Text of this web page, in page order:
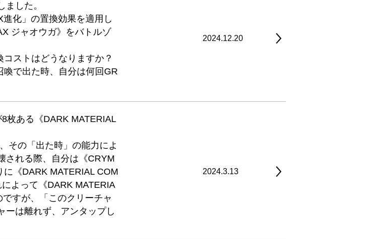
した。
化」の置換効果を適用し
ジャオウガ》をバトルゾ
ストはどうなりますか？
で出た時、自分は何回GR
2024.12.20
枚ある《DARK MATERIAL
その「出た時」の能力によ
される際、自分は《CRYM
《DARK MATERIAL COM
よって《DARK MATERIA
すが、「このクリーチャ
ーは離れず、アンタップし
2024.3.13